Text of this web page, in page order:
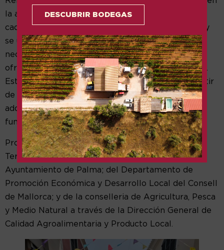
la avenida Félix Pons, al final de las Avenidas. En
cada uno de estos puntos se controlará el acceso y
se ubicarán puntos de venta de copas de vidrio,
necesarias para poder disfrutar de los vinos que
ofrecerán50 bodegas llegadas de toda Mallorca .
Este año, como novedad, las consumiciones -a partir
de 3 €- y también las copas de vidrio se podrán
adquirir en las propias bodegas, para agilizar el
funcionamiento.
Promovido por el Consejo Regulador de Vi de la
Terra Mallorca, el festival cuenta con el apoyo del
Ayuntamiento de Palma; del Departamento de
Promoción Económica y Desarrollo Local del Consell
de Mallorca; y de la conselleria de Agricultura, Pesca
y Medio Natural a través de la Dirección General de
Calidad Agroalimentaria y Producto Local.
DESCUBRIR BODEGAS